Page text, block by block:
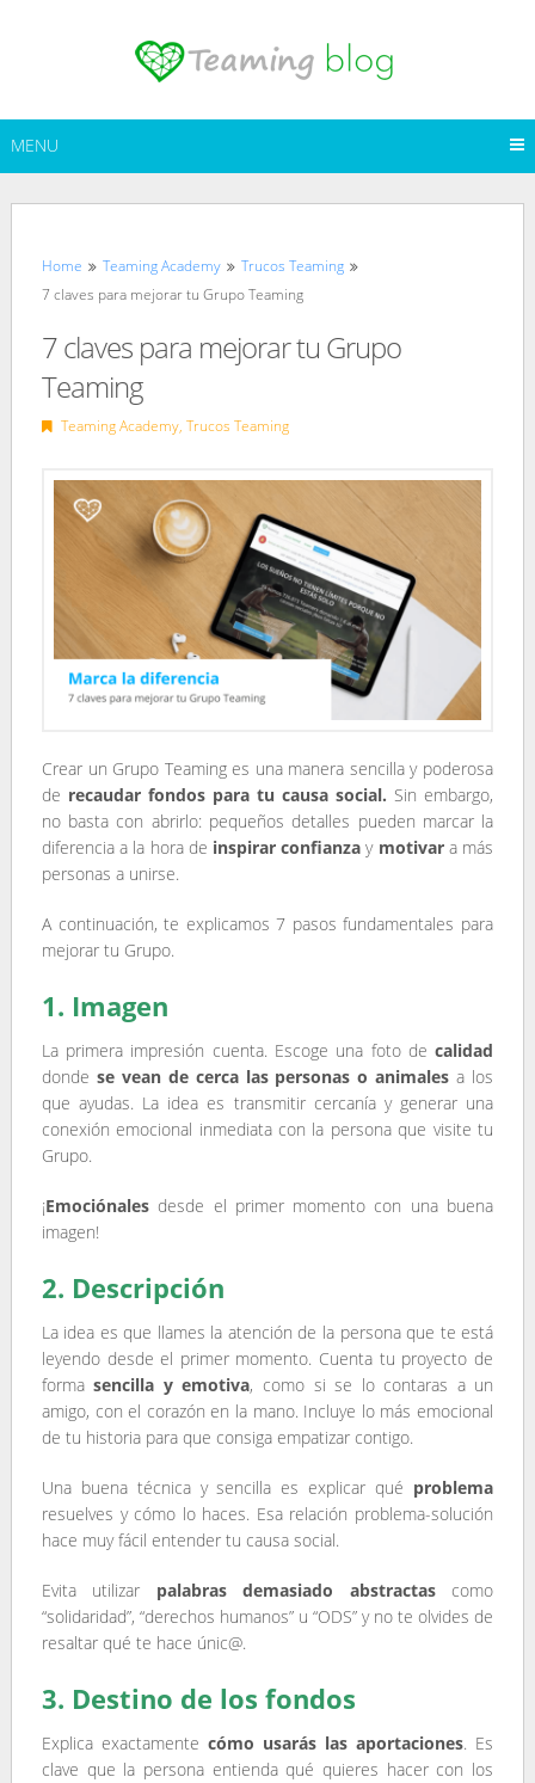
MENU
Home Teaming Academy
Trucos Teaming
7 claves para mejorar tu Grupo Teaming
7 claves para mejorar tu Grupo
Teaming
Teaming Academy, Trucos Teaming
Crear un Grupo Teaming es una manera sencilla y poderosa
de recaudar fondos para tu causa social. Sin embargo,
no basta con abrirlo: pequeños detalles pueden marcar la
diferencia a la hora de inspirar confianza y motivara más
personas a unirse.
A continuación, te explicamos 7 pasos fundamentales para
mejorar tu Grupo.
1. Imagen
La primera impresión cuenta. Escoge una foto decalidad
donde se vean de cerca las personas o animales a los
que ayudas. La idea es transmitir cercanía y generar una
conexión emocional inmediata con la persona que visite tu
Grupo.
¡Emociónalesdesde el primer momento con una buena
imagen!
2. Descripción
La idea es que llames la atención de la persona que te está
leyendo desde el primer momento. Cuenta tu proyecto de
formasencilla y emotiva, como si se lo contaras a un
amigo, con el corazón en la mano. Incluye lo más emocional
de tu historia para que consiga empatizar contigo.
Una buena técnica y sencilla es explicar qué problema
resuelves y cómo lo haces. Esa relación problema-solución
hace muy fácil entender tu causa social.
Evita utilizar palabras demasiado abstractascomo
“solidaridad”, “derechos humanos” u “ODS” y no te olvides de
resaltar qué te hace únic@.
3. Destino de los fondos
Explica exactamente cómo usarás las aportaciones. Es
clave que la persona entienda qué quieres hacer con los